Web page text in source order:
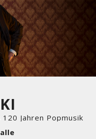
Jahren Popmusik